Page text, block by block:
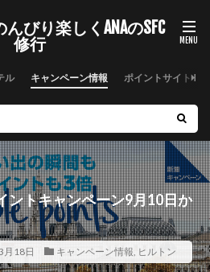
びり楽しくANAのSFC
修行
ル キャンペーン情報 ポイントサイト
ントキャンペーン9月10日か
月18日 キャンペーン情報, ヒルトン